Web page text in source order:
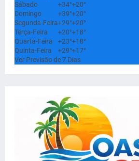
Sábado
+34°+20°
Domingo
+39°+20°
Segunda-Feira+29°+20°
Terça-Feira
+20°+18°
Quarta-Feira
+23°+18°
Quinta-Feira
+29°+17°
Ver Previsão de 7 Dias